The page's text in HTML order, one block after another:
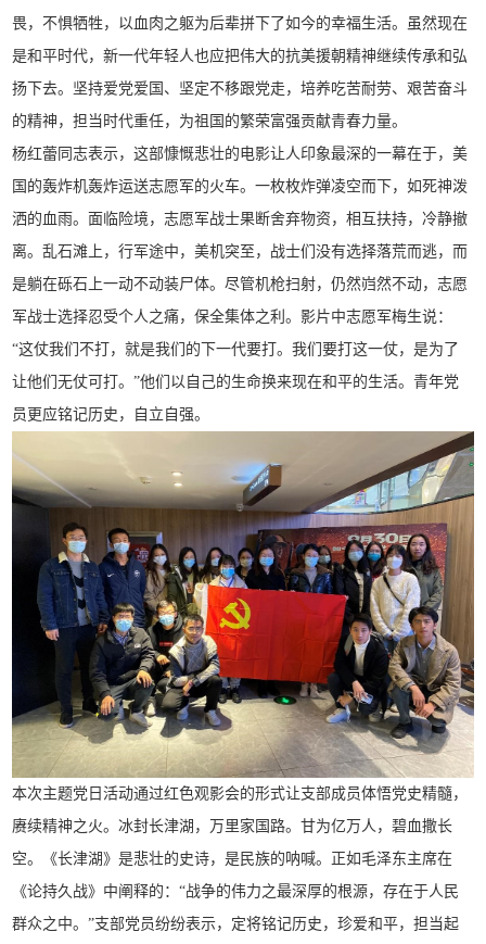
畏，不惧牺牲，以血肉之躯为后辈拼下了如今的幸福生活。虽然现在
是和平时代，新一代年轻人也应把伟大的抗美援朝精神继续传承和弘
扬下去。坚持爱党爱国、坚定不移跟党走，培养吃苦耐劳、艰苦奋斗
的精神，担当时代重任，为祖国的繁荣富强贡献青春力量。
杨红蕾同志表示，这部慷慨悲壮的电影让人印象最深的一幕在于，美
国的轰炸机轰炸运送志愿军的火车。一枚枚炸弹凌空而下，如死神泼
洒的血雨。面临险境，志愿军战士果断舍弃物资，相互扶持，冷静撤
离。乱石滩上，行军途中，美机突至，战士们没有选择落荒而逃，而
是躺在砾石上一动不动装尸体。尽管机枪扫射，仍然岿然不动，志愿
军战士选择忍受个人之痛，保全集体之利。影片中志愿军梅生说：
“这仗我们不打，就是我们的下一代要打。我们要打这一仗，是为了
让他们无仗可打。”他们以自己的生命换来现在和平的生活。青年党
员更应铭记历史，自立自强。
本次主题党日活动通过红色观影会的形式让支部成员体悟党史精髓，
赓续精神之火。冰封长津湖，万里家国路。甘为亿万人，碧血撒长
空。《长津湖》是悲壮的史诗，是民族的呐喊。正如毛泽东主席在
《论持久战》中阐释的：“战争的伟力之最深厚的根源，存在于人民
群众之中。”支部党员纷纷表示，定将铭记历史，珍爱和平，担当起